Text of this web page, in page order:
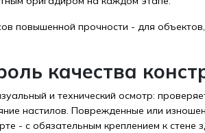
повышенной прочности - для
качества
и технический осмотр:
настилов. Поврежденные или
- с обязательным креплением к